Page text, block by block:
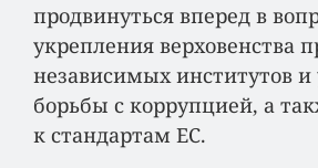
продвинуться вперед в
укрепления верховенства
независимых институтов и
борьбы с коррупцией, а
к стандартам ЕС.